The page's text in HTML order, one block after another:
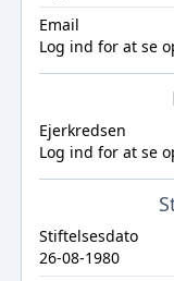
Email
Log ind for at se
Ejerkredsen
Log ind for at se
Stiftelsesdato
26-08-1980